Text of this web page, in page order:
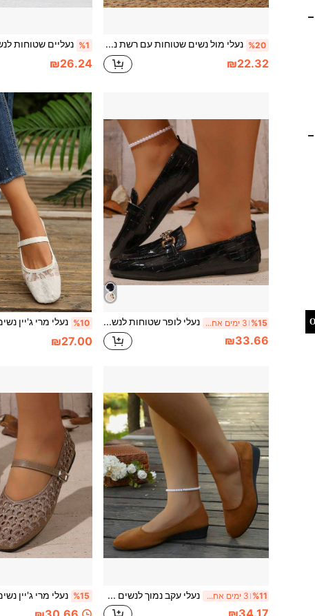
%20 נעלי מול נשים שטוחות עם רשת נושמת, טלאי פרחים תלת-ממדיים, קצה ריבועי, סנדלי חצי-סליפ עם אבזם מתכת בסגנון צרפתי יוקרתי, סנדלי סליפ-און עם תחרה בצבע בז' וקצה סגור לאביב וקיץ
₪22.32
%1
₪26.24
%15 3 ימים אחרונים נעלי לופר שטוחות לנשים מעור PU שחור מבריק עם אבזים מתכתיים בצורת סוס, טבעת תנין, קצה ריבועי, נעילה מהירה, סגנון בריטי יוקרתי, מתאים לנסיעות, משרד, לבישה יומית, לכל העונות
₪33.66
%10
₪27.00
%11 3 ימים אחרונים נעלי עקב נמוך לנשים בצבע אחיד, עם קדמה עגולה וגב נמוך, סגנון מינימליסטי צרפתי לנסיעות, לעבודה במשרד וללבישה יומית, אביב וסתיו, נעליים שטוחות מזמש מלאכותי בצבע קרמל %15